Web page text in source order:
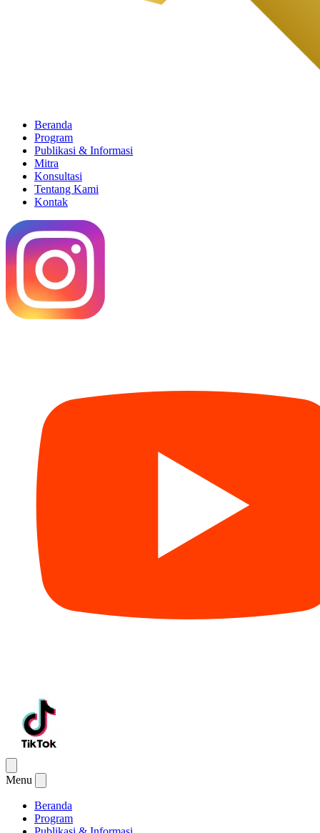
Beranda
Program
Publikasi & Informasi
Mitra
Konsultasi
Tentang Kami
Kontak
Menu
Beranda
Program